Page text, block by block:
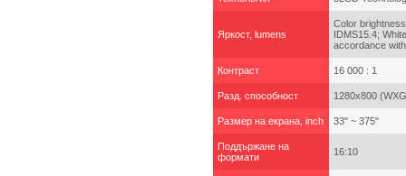
Яркост, lumens
Color
IDMS15.4;
accordance
Контраст 16 000 : 1
Разд. способност 1280x800
Размер на екрана, inch 33" ~ 375"
Поддържане на
формати
16:10